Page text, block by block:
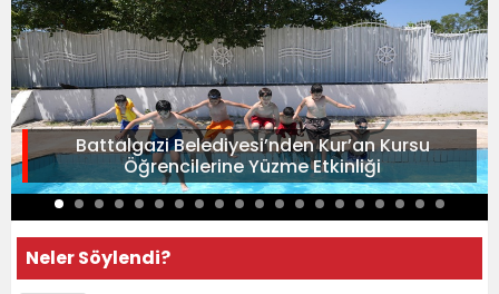
Battalgazi Belediyesi’nden Kur’an Kursu
Öğrencilerine Yüzme Etkinliği
Neler Söylendi?